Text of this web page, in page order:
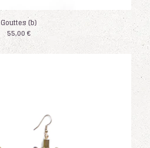
Gouttes (b)
55,00€